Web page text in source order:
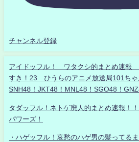
チャンネル登録
アイドッフル！ ワタクシ的まとめ速報
すき！23 ひうらのアニメ放送局101ち
SNH48！JKT48！MNL48！SGO48！
タダッフル！ネトゲ廃人的まとめ速報！
パワーズ！
・ハゲッフル！哀愁のハゲ男の髪ってる